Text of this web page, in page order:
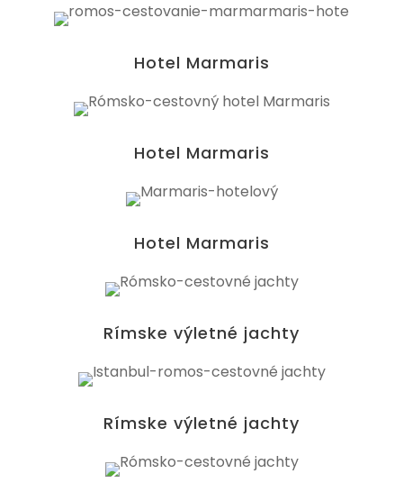
Hotel Marmaris
Hotel Marmaris
Hotel Marmaris
Rímske výletné jachty
Rímske výletné jachty